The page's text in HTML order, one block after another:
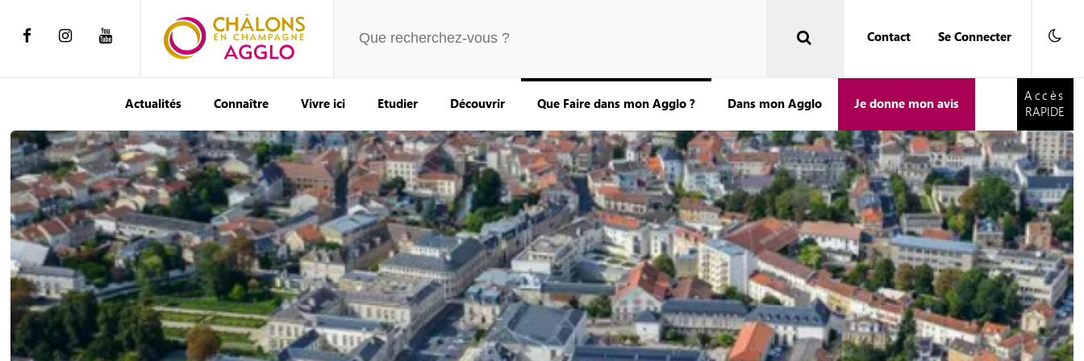
Contact Se Connecter
Accès
Actualités Connaître Vivre ici Etudier Découvrir Que Faire dans mon Agglo ? Dans mon Agglo Je donne mon avis
Accès
RAPIDE